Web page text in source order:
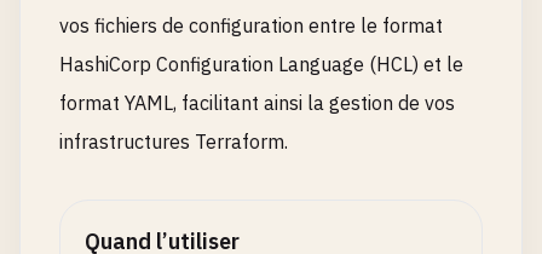
vos fichiers de configuration entre le format
HashiCorp Configuration Language (HCL) et le
format YAML, facilitant ainsi la gestion de vos
infrastructures Terraform.
Quand l’utiliser